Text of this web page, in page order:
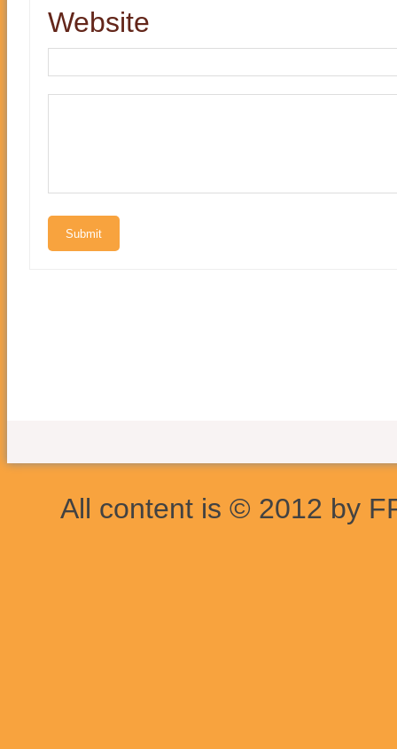
Website
All content is © 2012 by